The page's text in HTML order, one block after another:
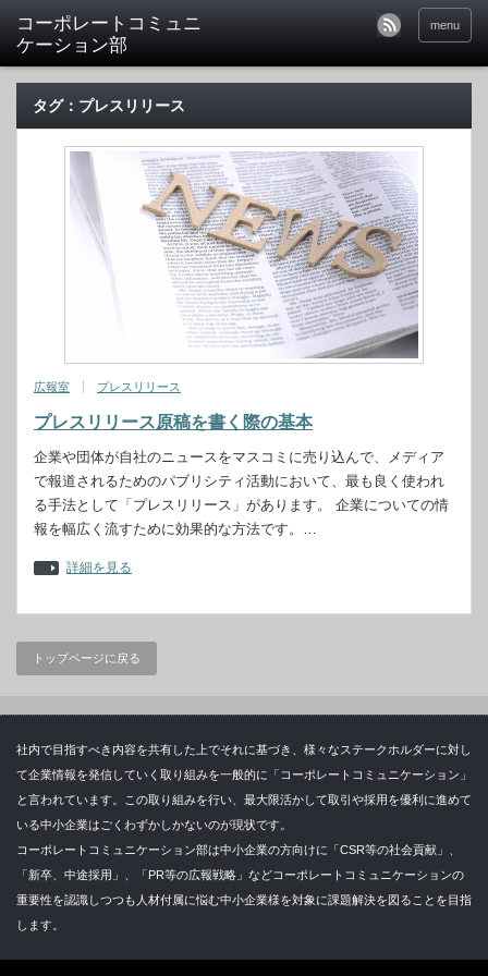
menu
タグ：プレスリリース
広報室 プレスリリース
プレスリリース原稿を書く際の基本
企業や団体が自社のニュースをマスコミに売り込んで、メディア
で報道されるためのパブリシティ活動において、最も良く使われ
る手法として「プレスリリース」があります。 企業についての情
報を幅広く流すために効果的な方法です。…
詳細を見る
トップページに戻る
社内で目指すべき内容を共有した上でそれに基づき、様々なステークホルダーに対し
て企業情報を発信していく取り組みを一般的に「コーポレートコミュニケーション」
と言われています。この取り組みを行い、最大限活かして取引や採用を優利に進めて
いる中小企業はごくわずかしかないのが現状です。
コーポレートコミュニケーション部は中小企業の方向けに「CSR等の社会貢献」、
「新卒、中途採用」、「PR等の広報戦略」などコーポレートコミュニケーションの
重要性を認識しつつも人材付属に悩む中小企業様を対象に課題解決を図ることを目指
します。